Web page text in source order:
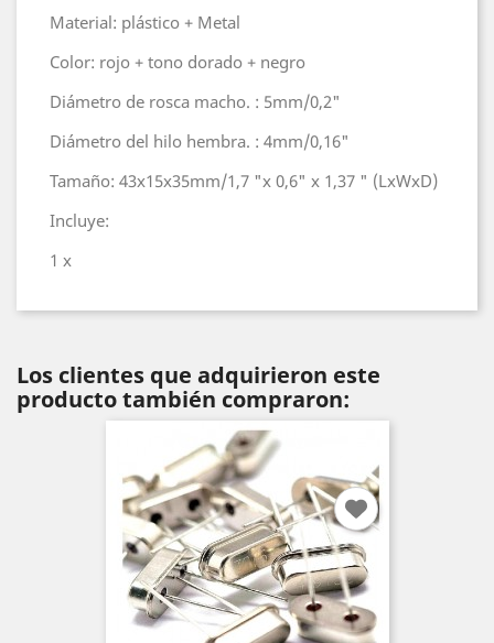
Material: plástico + Metal
Color: rojo + tono dorado + negro
Diámetro de rosca macho. : 5mm/0,2"
Diámetro del hilo hembra. : 4mm/0,16"
Tamaño: 43x15x35mm/1,7 "x 0,6" x 1,37 " (LxWxD)
Incluye:
1 x
Los clientes que adquirieron este
producto también compraron: